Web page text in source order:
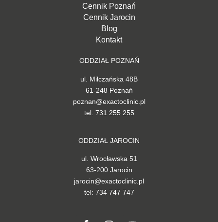
Cennik Poznań
Cennik Jarocin
Blog
Kontakt
ODDZIAŁ POZNAŃ
ul. Milczańska 48B
61-248 Poznań
poznan@exactoclinic.pl
tel: 731 255 255
ODDZIAŁ JAROCIN
ul. Wrocławska 51
63-200 Jarocin
jarocin@exactoclinic.pl
tel: 734 747 747